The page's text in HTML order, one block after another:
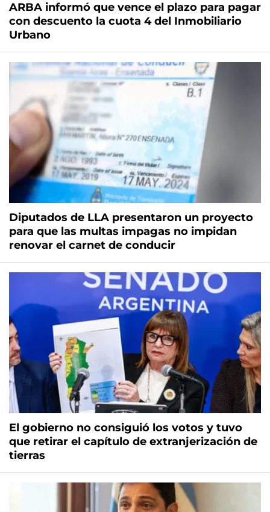
ARBA informó que vence el plazo para pagar
con descuento la cuota 4 del Inmobiliario
Urbano
Diputados de LLA presentaron un proyecto
para que las multas impagas no impidan
renovar el carnet de conducir
El gobierno no consiguió los votos y tuvo
que retirar el capítulo de extranjerización de
tierras